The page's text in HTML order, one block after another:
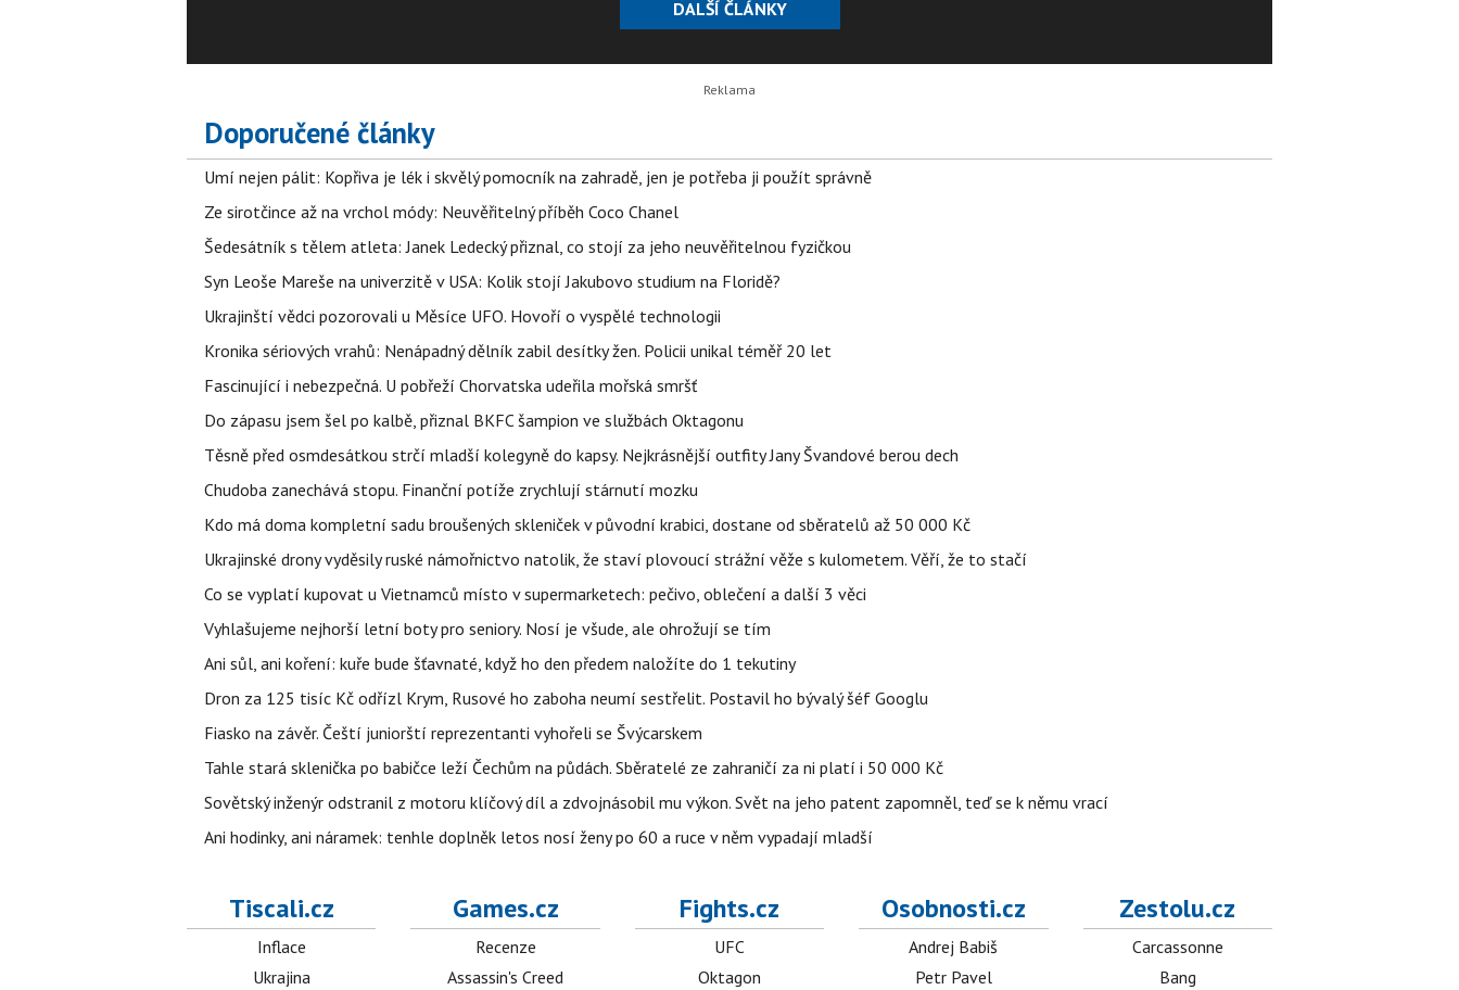
nejdříve objevil na Magazín Osobnosti.cz. ...
prezidenta Petra Pavla. Článek Kateřina Konečná
Pavla. Postavila se jí Nerudová se nejdříve objevil
na Magazín Osobnosti.cz. ...
nenávistných komentářů se nejdříve objevil na
DALŠÍ ČLÁNKY
Doporučené články
Umí nejen pálit: Kopřiva je lék i skvělý pomocník na zahradě, jen je potřeba ji použít správně
Ze sirotčince až na vrchol módy: Neuvěřitelný příběh Coco Chanel
Šedesátník s tělem atleta: Janek Ledecký přiznal, co stojí za jeho neuvěřitelnou fyzičkou
Syn Leoše Mareše na univerzitě v USA: Kolik stojí Jakubovo studium na Floridě?
Ukrajinští vědci pozorovali u Měsíce UFO. Hovoří o vyspělé technologii
Kronika sériových vrahů: Nenápadný dělník zabil desítky žen. Policii unikal téměř 20 let
Fascinující i nebezpečná. U pobřeží Chorvatska udeřila mořská smršť
Do zápasu jsem šel po kalbě, přiznal BKFC šampion ve službách Oktagonu
Těsně před osmdesátkou strčí mladší kolegyně do kapsy. Nejkrásnější outfity Jany Švandové berou dech
Chudoba zanechává stopu. Finanční potíže zrychlují stárnutí mozku
Kdo má doma kompletní sadu broušených skleniček v původní krabici, dostane od sběratelů až 50 000 Kč
Ukrajinské drony vyděsily ruské námořnictvo natolik, že staví plovoucí strážní věže s kulometem. Věří, že to stačí
Co se vyplatí kupovat u Vietnamců místo v supermarketech: pečivo, oblečení a další 3 věci
Vyhlašujeme nejhorší letní boty pro seniory. Nosí je všude, ale ohrožují se tím
Ani sůl, ani koření: kuře bude šťavnaté, když ho den předem naložíte do 1 tekutiny
Dron za 125 tisíc Kč odřízl Krym, Rusové ho zaboha neumí sestřelit. Postavil ho bývalý šéf Googlu
Fiasko na závěr. Čeští juniorští reprezentanti vyhořeli se Švýcarskem
Tahle stará sklenička po babičce leží Čechům na půdách. Sběratelé ze zahraničí za ni platí i 50 000 Kč
Sovětský inženýr odstranil z motoru klíčový díl a zdvojnásobil mu výkon. Svět na jeho patent zapomněl, teď se k němu vrací
Ani hodinky, ani náramek: tenhle doplněk letos nosí ženy po 60 a ruce v něm vypadají mladší
Tiscali.cz
Inflace
Ukrajina
Games.cz
Recenze
Assassin's Creed
Fights.cz
UFC
Oktagon
Osobnosti.cz
Andrej Babiš
Petr Pavel
Zestolu.cz
Carcassonne
Bang